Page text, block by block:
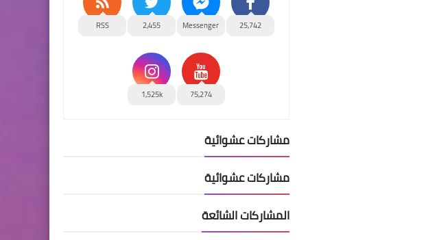
25,742
Messenger
2,455
RSS
75,274
1,525k
مشاركات عشوائية
مشاركات عشوائية
المشاركات الشائعة